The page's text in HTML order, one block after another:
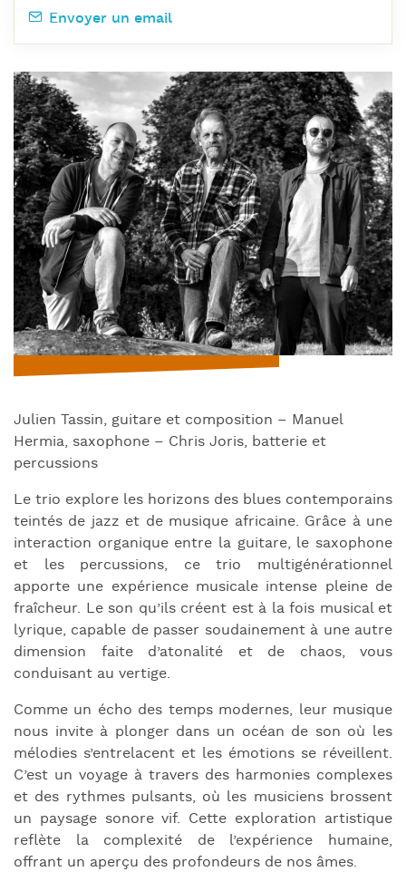
Julien Tassin, guitare et composition – Manuel
Hermia, saxophone – Chris Joris, batterie et
percussions
Le trio explore les horizons des blues contemporains
teintés de jazz et de musique africaine. Grâce à une
interaction organique entre la guitare, le saxophone
et les percussions, ce trio multigénérationnel
apporte une expérience musicale intense pleine de
fraîcheur. Le son qu’ils créent est à la fois musical et
lyrique, capable de passer soudainement à une autre
dimension faite d’atonalité et de chaos, vous
conduisant au vertige.
Comme un écho des temps modernes, leur musique
nous invite à plonger dans un océan de son où les
mélodies s’entrelacent et les émotions se réveillent.
C’est un voyage à travers des harmonies complexes
et des rythmes pulsants, où les musiciens brossent
un paysage sonore vif. Cette exploration artistique
reflète la complexité de l’expérience humaine,
offrant un aperçu des profondeurs de nos âmes.
Envoyer un email